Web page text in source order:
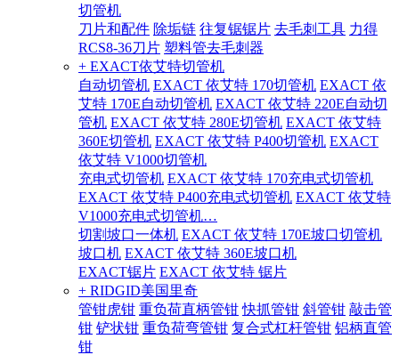
切管机
刀片和配件 除垢链 往复锯锯片 去毛刺工具 力得
RCS8-36刀片 塑料管去毛刺器
+ EXACT依艾特切管机
自动切管机 EXACT 依艾特 170切管机 EXACT 依
艾特 170E自动切管机 EXACT 依艾特 220E自动切
管机 EXACT 依艾特 280E切管机 EXACT 依艾特
360E切管机 EXACT 依艾特 P400切管机 EXACT
依艾特 V1000切管机
充电式切管机 EXACT 依艾特 170充电式切管机
EXACT 依艾特 P400充电式切管机 EXACT 依艾特
V1000充电式切管机…
切割坡口一体机 EXACT 依艾特 170E坡口切管机
坡口机 EXACT 依艾特 360E坡口机
EXACT锯片 EXACT 依艾特 锯片
+ RIDGID美国里奇
管钳虎钳 重负荷直柄管钳 快抓管钳 斜管钳 敲击管
钳 铲状钳 重负荷弯管钳 复合式杠杆管钳 铝柄直管
钳